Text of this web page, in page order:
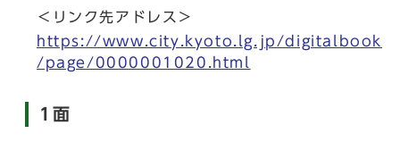
＜リンク先アドレス＞
https://www.city.kyoto.lg.jp/digitalbook
/page/0000001020.html
1面